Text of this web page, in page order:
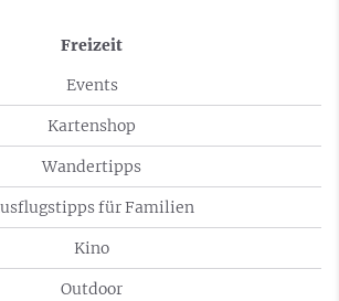
Freizeit
Events
Kartenshop
Wandertipps
für Familien
Kino
Outdoor